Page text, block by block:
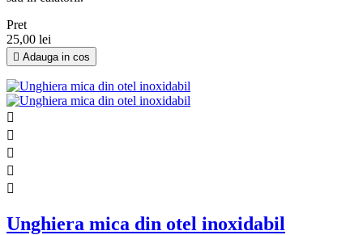
Pret
25,00 lei
 Adauga in cos





Unghiera mica din otel inoxidabil